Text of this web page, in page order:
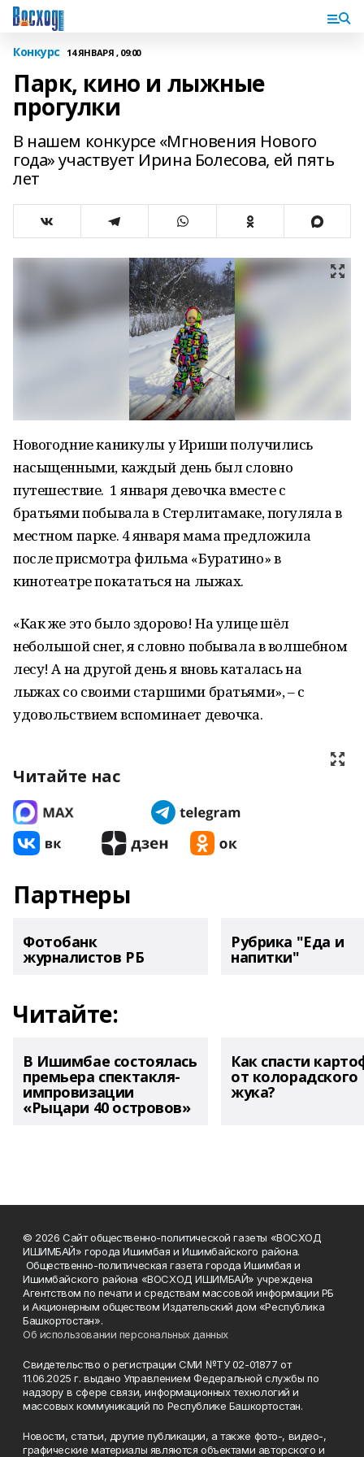
Конкурс 14 ЯНВАРЯ , 09:00
Парк, кино и лыжные
прогулки
В нашем конкурсе «Мгновения Нового
года» участвует Ирина Болесова, ей пять
лет
Новогодние каникулы у Ириши получились
насыщенными, каждый день был словно
путешествие. 1 января девочка вместе с
братьями побывала в Стерлитамаке, погуляла в
местном парке. 4 января мама предложила
после присмотра фильма «Буратино» в
кинотеатре покататься на лыжах.
«Как же это было здорово! На улице шёл
небольшой снег, я словно побывала в волшебном
лесу! А на другой день я вновь каталась на
лыжах со своими старшими братьями», – с
удовольствием вспоминает девочка.
Читайте нас
Партнеры
Фотобанк
журналистов РБ
Рубрика "Еда и
напитки"
Читайте:
В Ишимбае состоялась
премьера спектакля-
импровизации
«Рыцари 40 островов»
Как спасти
от колорадского
жука?
© 2026 Сайт общественно-политической газеты «ВОСХОД
ИШИМБАЙ» города Ишимбая и Ишимбайского района.
Общественно-политическая газета города Ишимбая и
Ишимбайского района «ВОСХОД ИШИМБАЙ» учреждена
Агентством по печати и средствам массовой информации РБ
и Акционерным обществом Издательский дом «Республика
Башкортостан».
Об использовании персональных данных
Свидетельство о регистрации СМИ №ТУ 02-01877 от
11.06.2025 г. выдано Управлением Федеральной службы по
надзору в сфере связи, информационных технологий и
массовых коммуникаций по Республике Башкортостан.
Новости, статьи, другие публикации, а также фото-, видео-,
графические материалы являются объектами авторского и